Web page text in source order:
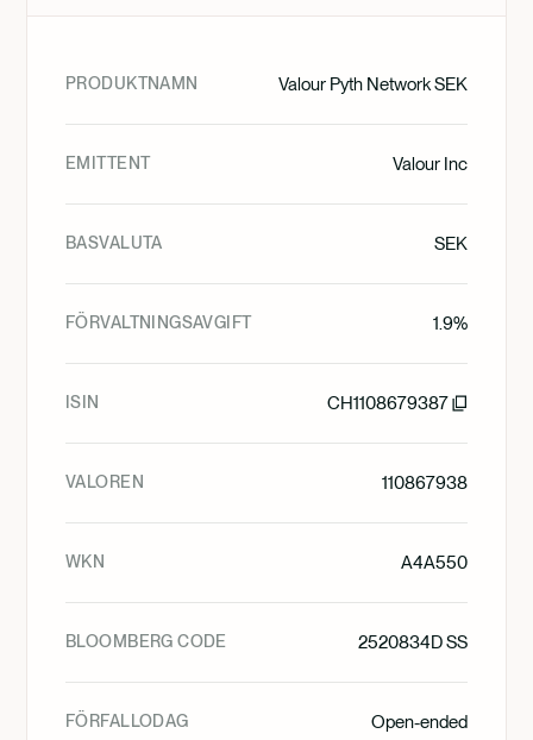
PRODUKTNAMN Valour Pyth Network SEK
EMITTENT Valour Inc
BASVALUTA SEK
FÖRVALTNINGSAVGIFT 1.9%
ISIN CH1108679387
VALOREN 110867938
WKN A4A550
BLOOMBERG CODE 2520834D SS
FÖRFALLODAG Open-ended